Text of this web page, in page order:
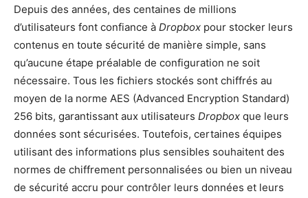
Depuis des années, des centaines de millions
d’utilisateurs font confiance à Dropbox pour stocker leurs
contenus en toute sécurité de manière simple, sans
qu’aucune étape préalable de configuration ne soit
nécessaire. Tous les fichiers stockés sont chiffrés au
moyen de la norme AES (Advanced Encryption Standard)
256 bits, garantissant aux utilisateurs Dropbox que leurs
données sont sécurisées. Toutefois, certaines équipes
utilisant des informations plus sensibles souhaitent des
normes de chiffrement personnalisées ou bien un niveau
de sécurité accru pour contrôler leurs données et leurs